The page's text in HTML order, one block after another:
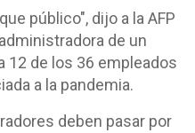
público", dijo a la AFP
de un
12 de los 36 empleados
a la pandemia.
deben pasar por